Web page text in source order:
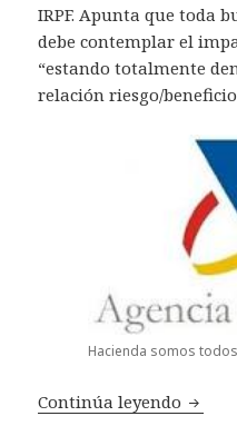
IRPF. Apunta que toda
debe contemplar el
“estando totalmente
relación riesgo/
Hacienda somos
Continúa leyendo